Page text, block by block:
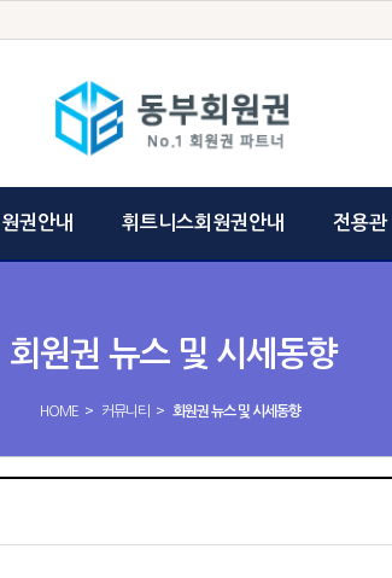
권안내 휘트니스회원권안내 전용관
회원권 뉴스 및 시세동향
HOME > 커뮤니티 > 회원권 뉴스 및 시세동향